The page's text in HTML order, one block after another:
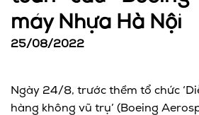
máy Nhựa Hà Nội
25/08/2022
Ngày 24/8, trước thềm tổ chức
hàng không vũ trụ’ (Boeing